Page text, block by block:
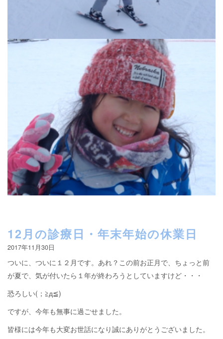
12月の診療日・年末年始の休業日
2017年11月30日
ついに、ついに１２月です。あれ？この前お正月で、ちょっと前
が夏で、気が付いたら１年が終わろうとしていますけど・・・
恐ろしい(；≧д≦)
ですが、今年も無事に過ごせました。
皆様には今年も大変お世話になり誠にありがとうございました。